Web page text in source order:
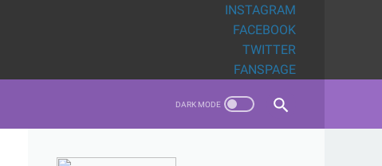
INSTAGRAM
FACEBOOK
TWITTER
FANSPAGE